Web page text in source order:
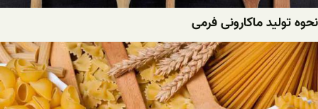
نحوه تولید ماکارونی فرمی